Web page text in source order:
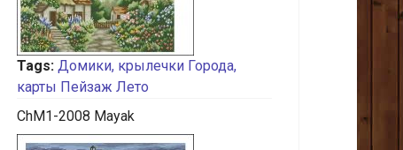
Tags: Домики, крылечки Города,
карты Пейзаж Лето
ChM1-2008 Mayak